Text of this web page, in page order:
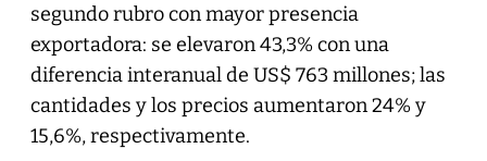
segundo rubro con mayor presencia
exportadora: se elevaron 43,3% con una
diferencia interanual de US$ 763 millones; las
cantidades y los precios aumentaron 24% y
15,6%, respectivamente.